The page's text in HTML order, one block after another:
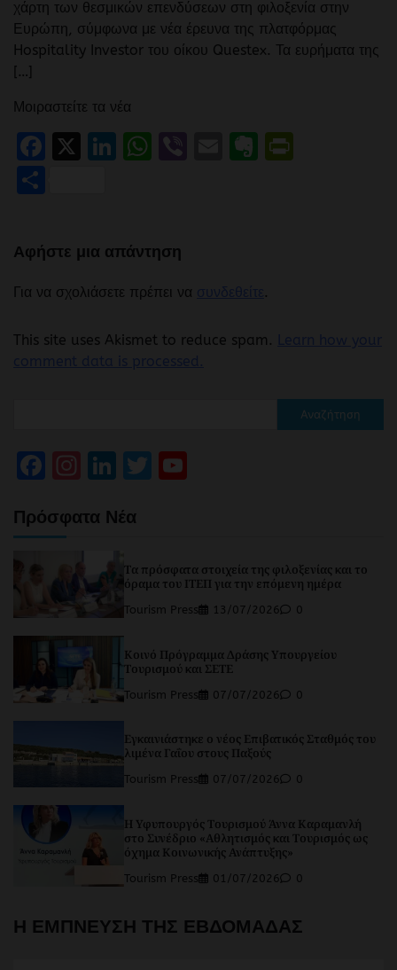
χάρτη των θεσμικών επενδύσεων στη φιλοξενία στην
Ευρώπη, σύμφωνα με νέα έρευνα της πλατφόρμας
Hospitality Investor του οίκου Questex. Τα ευρήματα της
[…]
Μοιραστείτε τα νέα
Facebook
X LinkedIn
WhatsApp
ViberEmailEvernote
Αφήστε μια απάντηση
Για να σχολιάσετε πρέπει να .
This site uses Akismet to reduce spam.
Αναζήτηση
Facebook
Instagram
LinkedIn
Twitter
Πρόσφατα Νέα
Τα πρόσφατα στοιχεία της φιλοξενίας και το
όραμα του ΙΤΕΠ για την επόμενη ημέρα
Tourism Press 13/07/2026 0
Κοινό Πρόγραμμα Δράσης Υπουργείου
Τουρισμού και ΣΕΤΕ
Tourism Press 07/07/2026 0
Εγκαινιάστηκε ο νέος Επιβατικός Σταθμός του
λιμένα Γαΐου στους Παξούς
Tourism Press 07/07/2026 0
Η Υφυπουργός Τουρισμού Άννα Καραμανλή
στο Συνέδριο «Αθλητισμός και Τουρισμός ως
όχημα Κοινωνικής Ανάπτυξης»
Tourism Press 01/07/2026 0
Η ΕΜΠΝΕΥΣΗ ΤΗΣ ΕΒΔΟΜΑΔΑΣ